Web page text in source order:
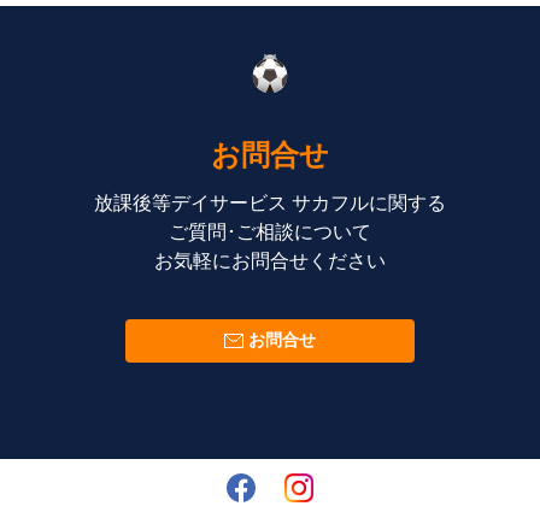
お問合せ
放課後等デイサービス サカフルに関する
ご質問･ご相談について
お気軽にお問合せください
お問合せ